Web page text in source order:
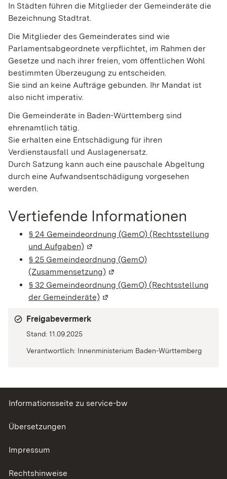
In Städten führen die Mitglieder der Gemeinderäte die
Bezeichnung Stadtrat.
Die Mitglieder des Gemeinderates sind wie
Parlamentsabgeordnete verpflichtet, im Rahmen der
Gesetze und nach ihrer freien, vom öffentlichen Wohl
bestimmten Überzeugung zu entscheiden.
Sie sind an keine Aufträge gebunden. Ihr Mandat ist
also nicht imperativ.
Die Gemeinderäte in Baden-Württemberg sind
ehrenamtlich tätig.
Sie erhalten eine Entschädigung für ihren
Verdienstausfall und Auslagenersatz.
Durch Satzung kann auch eine pauschale Abgeltung
durch eine Aufwandsentschädigung vorgesehen
werden.
Vertiefende Informationen
§ 24 Gemeindeordnung (GemO) (Rechtsstellung
und Aufgaben) (Wird in einem neuen Fenster
§ 25 Gemeindeordnung (GemO)
(Zusammensetzung) (Wird in einem neuen Fenster
§ 32 Gemeindeordnung (GemO) (Rechtsstellung
der Gemeinderäte) (Wird in einem neuen Fenster
Freigabevermerk
Stand: 11.09.2025
Verantwortlich: Innenministerium Baden-Württemberg
Informationsseite zu service-bw
Übersetzungen
Impressum
Rechtshinweise